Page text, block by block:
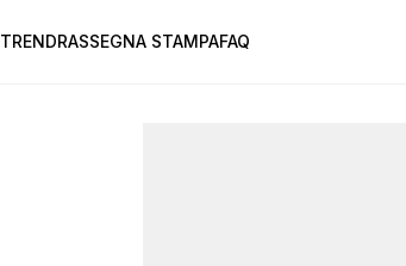
TRENDRASSEGNA STAMPAFAQ